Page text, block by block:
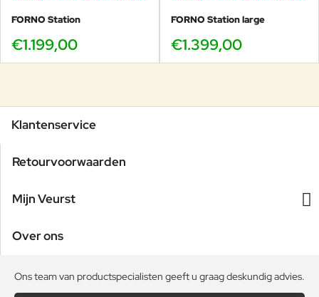
FORNO Station
€1.199,00
FORNO Station large
€1.399,00
Klantenservice
Retourvoorwaarden
Mijn Veurst
Over ons
Ons team van productspecialisten geeft u graag deskundig advies.